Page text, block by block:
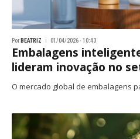
Por BEATRIZ 01/04/2026 · 10:43
Embalagens
lideram inovação no
O mercado global de embalagens